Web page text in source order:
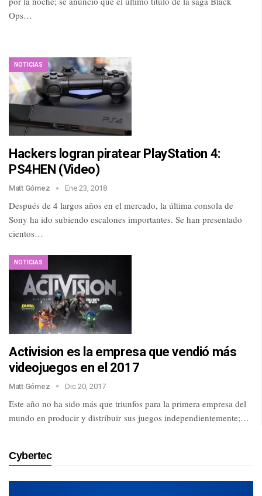
Ops…
NOTICIAS
Hackers logran piratear PlayStation 4:
PS4HEN (Video)
Matt Gómez Ene 23, 2018
Después de 4 largos años en el mercado, la última consola de
Sony ha ido subiendo escalones importantes. Se han presentado
cientos…
NOTICIAS
Activision es la empresa que vendió más
videojuegos en el 2017
Matt Gómez Dic 20, 2017
Este año no ha sido más que triunfos para la primera empresa del
mundo en producir y distribuir sus juegos independientemente;…
Cybertec